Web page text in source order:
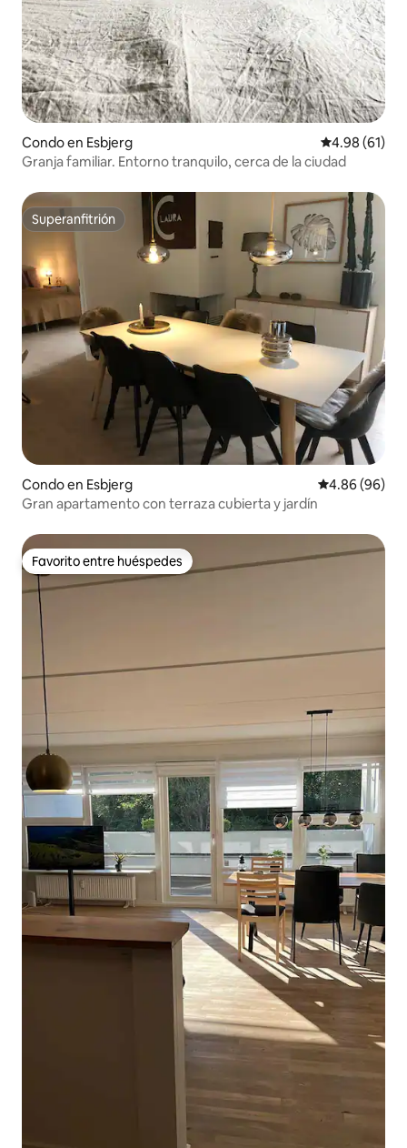
Condo en Esbjerg Calificación
4.98 (61)
Granja familiar. Entorno tranquilo, cerca de la ciudad
Superanfitrión
Superanfitrión
Condo en Esbjerg Calificación
4.86 (96)
Gran apartamento con terraza cubierta y jardín
Favorito entre huéspedes
Favorito entre huéspedes